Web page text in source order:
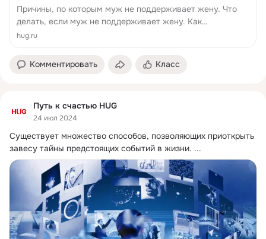
Причины, по которым муж не поддерживает жену. Что
делать, если муж не поддерживает жену. Как
справиться с проблемами, если муж не собирается
отсутствии...
hug.ru
Комментировать Класс
Путь к счастью HUG
24 июл 2024
Существует множество способов, позволяющих приоткрыть
завесу тайны предстоящих событий в жизни. ...